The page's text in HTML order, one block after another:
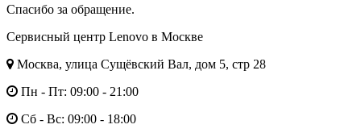
Спасибо за обращение.
Сервисный центр Lenovo в Москве
Москва, улица Сущёвский Вал, дом 5, стр 28
Пн - Пт: 09:00 - 21:00
Сб - Вс: 09:00 - 18:00